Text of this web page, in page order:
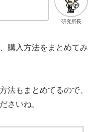
研究所長
購入方法をまとめてみ
法もまとめてるので、
さいね。